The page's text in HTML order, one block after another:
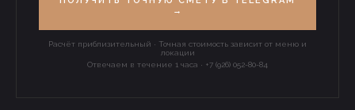
→
Расчёт приблизительный · Точная стоимость зависит от меню и
локации
Отвечаем в течение 1 часа · +7 (926) 052-80-84